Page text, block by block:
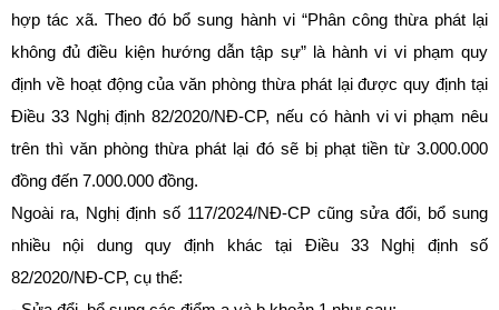
hợp tác xã. Theo đó bổ sung hành vi “Phân công thừa phát lại
không đủ điều kiện hướng dẫn tập sự” là hành vi vi phạm quy
định về hoạt động của văn phòng thừa phát lại được quy định tại
Điều 33 Nghị định 82/2020/NĐ-CP, nếu có hành vi vi phạm nêu
trên thì văn phòng thừa phát lại đó sẽ bị phạt tiền từ 3.000.000
đồng đến 7.000.000 đồng.
Ngoài ra, Nghị định số 117/2024/NĐ-CP cũng sửa đổi, bổ sung
nhiều nội dung quy định khác tại Điều 33
Nghị định số
82/2020/NĐ-CP, cụ thể: